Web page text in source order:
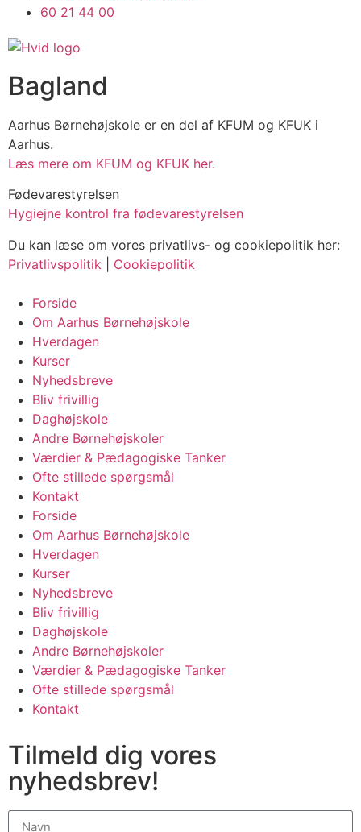
60 21 44 00
Bagland
Aarhus Børnehøjskole er en del af KFUM og KFUK i
Aarhus.
Læs mere om KFUM og KFUK her.
Fødevarestyrelsen
Hygiejne kontrol fra fødevarestyrelsen
Du kan læse om vores privatlivs- og cookiepolitik her:
Privatlivspolitik
Cookiepolitik
Forside
Om Aarhus Børnehøjskole
Hverdagen
Kurser
Nyhedsbreve
Bliv frivillig
Daghøjskole
Andre Børnehøjskoler
Værdier & Pædagogiske Tanker
Ofte stillede spørgsmål
Kontakt
Forside
Om Aarhus Børnehøjskole
Hverdagen
Kurser
Nyhedsbreve
Bliv frivillig
Daghøjskole
Andre Børnehøjskoler
Værdier & Pædagogiske Tanker
Ofte stillede spørgsmål
Kontakt
Tilmeld dig vores
nyhedsbrev!